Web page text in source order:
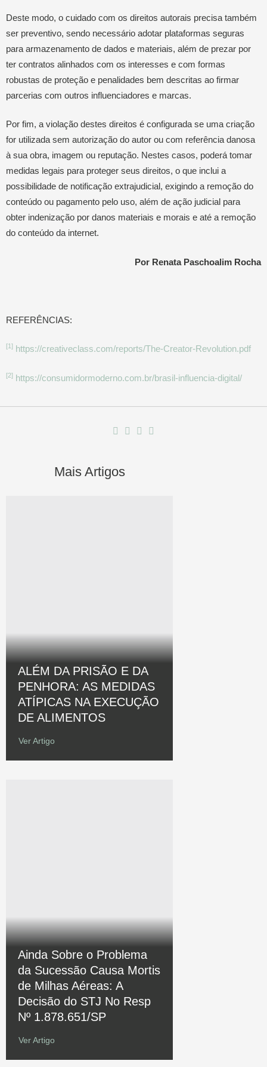
Deste modo, o cuidado com os direitos autorais precisa também
ser preventivo, sendo necessário adotar plataformas seguras
para armazenamento de dados e materiais, além de prezar por
ter contratos alinhados com os interesses e com formas
robustas de proteção e penalidades bem descritas ao firmar
parcerias com outros influenciadores e marcas.
Por fim, a violação destes direitos é configurada se uma criação
for utilizada sem autorização do autor ou com referência danosa
à sua obra, imagem ou reputação. Nestes casos, poderá tomar
medidas legais para proteger seus direitos, o que inclui a
possibilidade de notificação extrajudicial, exigindo a remoção do
conteúdo ou pagamento pelo uso, além de ação judicial para
obter indenização por danos materiais e morais e até a remoção
do conteúdo da internet.
Por Renata Paschoalim Rocha
REFERÊNCIAS:
[1] https://creativeclass.com/reports/The-Creator-Revolution.pdf
[2] https://consumidormoderno.com.br/brasil-influencia-digital/
Mais Artigos
ALÉM DA PRISÃO E DA
PENHORA: AS MEDIDAS
ATÍPICAS NA EXECUÇÃO
DE ALIMENTOS
Ver Artigo
Ainda Sobre o Problema
da Sucessão Causa Mortis
de Milhas Aéreas: A
Decisão do STJ No Resp
Nº 1.878.651/SP
Ver Artigo